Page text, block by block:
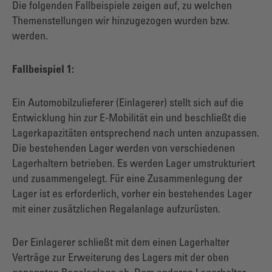
Die folgenden Fallbeispiele zeigen auf, zu welchen
Themenstellungen wir hinzugezogen wurden bzw.
werden.
Fallbeispiel 1:
Ein Automobilzulieferer (Einlagerer) stellt sich auf die
Entwicklung hin zur E-Mobilität ein und beschließt die
Lagerkapazitäten entsprechend nach unten anzupassen.
Die bestehenden Lager werden von verschiedenen
Lagerhaltern betrieben. Es werden Lager umstrukturiert
und zusammengelegt. Für eine Zusammenlegung der
Lager ist es erforderlich, vorher ein bestehendes Lager
mit einer zusätzlichen Regalanlage aufzurüsten.
Der Einlagerer schließt mit dem einen Lagerhalter
Verträge zur Erweiterung des Lagers mit der oben